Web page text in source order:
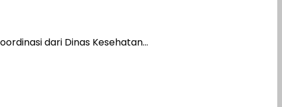
dari Dinas Kesehatan...